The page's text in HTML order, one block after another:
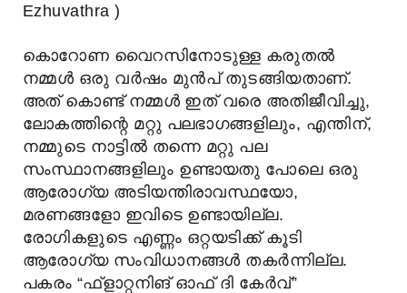
Ezhuvathra )
കൊറോണ വൈറസിനോടുള്ള കരുതൽ
നമ്മൾ ഒരു വർഷം മുൻപ് തുടങ്ങിയതാണ്.
അത് കൊണ്ട് നമ്മൾ ഇത് വരെ അതിജീവിച്ചു,
ലോകത്തിന്റെ മറ്റു പലഭാഗങ്ങളിലും, എന്തിന്,
നമ്മുടെ നാട്ടിൽ തന്നെ മറ്റു പല
സംസ്ഥാനങ്ങളിലും ഉണ്ടായതു പോലെ ഒരു
ആരോഗ്യ അടിയന്തിരാവസ്ഥയോ,
മരണങ്ങളോ ഇവിടെ ഉണ്ടായില്ല.
രോഗികളുടെ എണ്ണം ഒറ്റയടിക്ക് കൂടി
ആരോഗ്യ സംവിധാനങ്ങൾ തകർന്നില്ല.
പകരം “ഫ്ളാറ്റനിങ് ഓഫ് ദി കേർവ്”